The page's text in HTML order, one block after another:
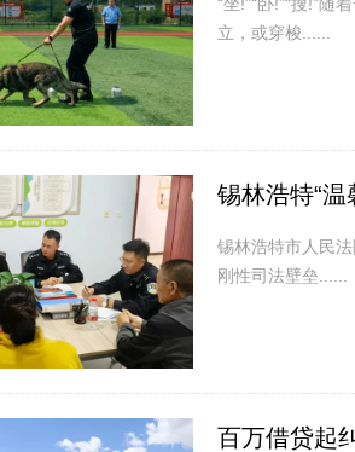
立，或穿梭......
锡林浩特“温
锡林浩特市人民
刚性司法壁垒......
百万借贷起